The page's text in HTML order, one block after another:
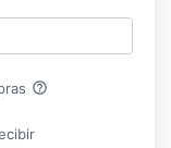
help_outline